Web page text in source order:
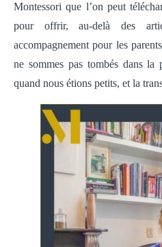
Montessori que l’on peut
pour offrir, au-delà des
accompagnement pour les
ne sommes pas tombés dans la
quand nous étions petits, et la